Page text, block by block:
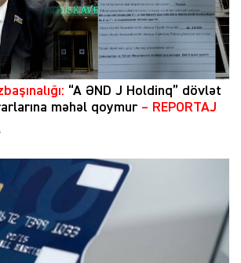
“A ƏND J Holdinq” dövlət
məhəl qoymur – REPORTAJ